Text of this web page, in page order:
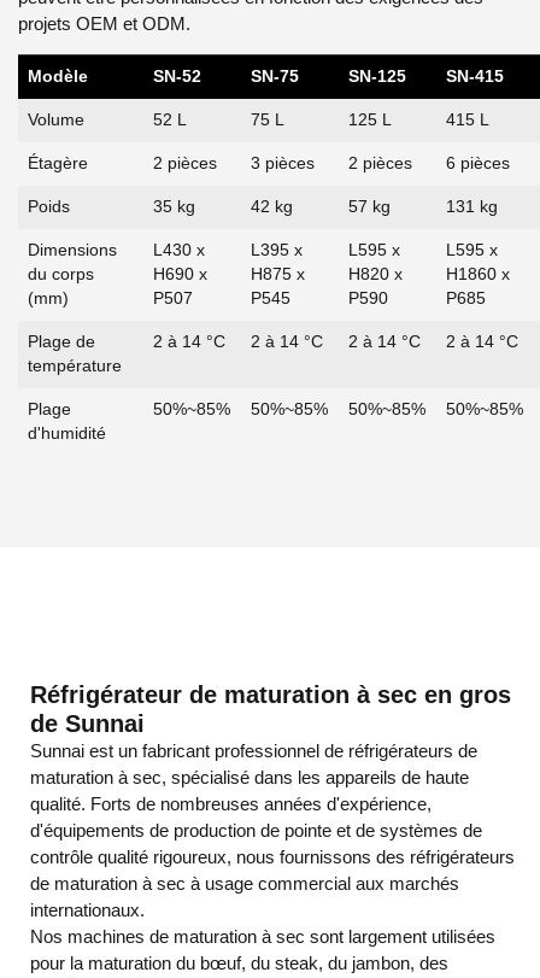
projets OEM et ODM.
Modèle SN-52 SN-75 SN-125 SN-415
Volume 52 L 75 L 125 L 415 L
Étagère 2 pièces 3 pièces 2 pièces 6 pièces
Poids 35 kg 42 kg 57 kg 131 kg
Dimensions
du corps
(mm)
L430 x
H690 x
P507
L395 x
H875 x
P545
L595 x
H820 x
P590
L595 x
H1860 x
P685
Plage de
température
2 à 14 °C 2 à 14 °C 2 à 14 °C 2 à 14 °C
Plage
d'humidité
50%~85% 50%~85% 50%~85% 50%~85%
Réfrigérateur de maturation à sec en gros
de Sunnai
Sunnai est un fabricant professionnel de réfrigérateurs de
maturation à sec, spécialisé dans les appareils de haute
qualité. Forts de nombreuses années d'expérience,
d'équipements de production de pointe et de systèmes de
contrôle qualité rigoureux, nous fournissons des réfrigérateurs
de maturation à sec à usage commercial aux marchés
internationaux.
Nos machines de maturation à sec sont largement utilisées
pour la maturation du bœuf, du steak, du jambon, des